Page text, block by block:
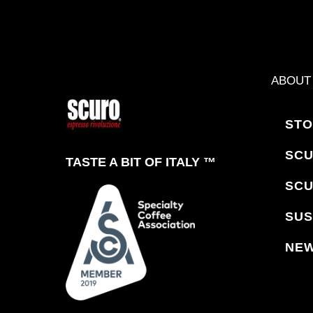
TASTE A BIT OF ITALY ™